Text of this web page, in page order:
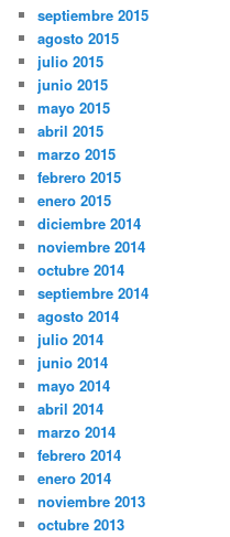
septiembre 2015
agosto 2015
julio 2015
junio 2015
mayo 2015
abril 2015
marzo 2015
febrero 2015
enero 2015
diciembre 2014
noviembre 2014
octubre 2014
septiembre 2014
agosto 2014
julio 2014
junio 2014
mayo 2014
abril 2014
marzo 2014
febrero 2014
enero 2014
noviembre 2013
octubre 2013